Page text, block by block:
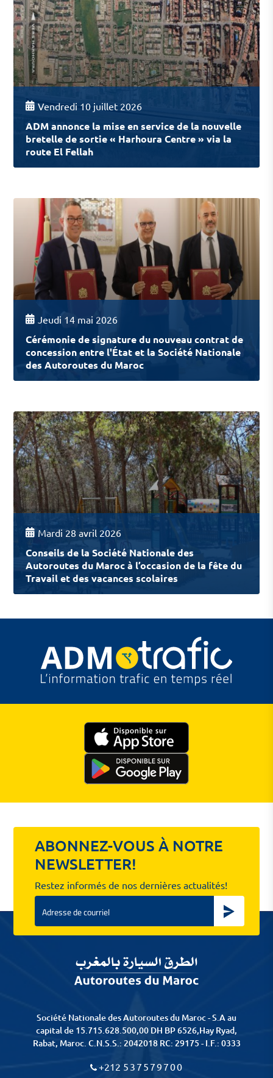
Vendredi 10 juillet 2026
ADM annonce la mise en service de la nouvelle
bretelle de sortie « Harhoura Centre » via la
route El Fellah
Jeudi 14 mai 2026
Cérémonie de signature du nouveau contrat de
concession entre l'État et la Société Nationale
des Autoroutes du Maroc
Mardi 28 avril 2026
Conseils de la Société Nationale des
Autoroutes du Maroc à l’occasion de la fête du
Travail et des vacances scolaires
ABONNEZ-VOUS À NOTRE
NEWSLETTER!
Restez informés de nos dernières actualités!
Société Nationale des Autoroutes du Maroc - S.A au
capital de 15.715.628.500,00 DH BP 6526,Hay Ryad,
Rabat, Maroc. C.N.S.S.: 2042018 RC: 29175 - I.F.: 0333
+212 537579700